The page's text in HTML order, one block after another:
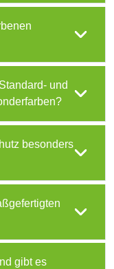
und
besonders
gibt es